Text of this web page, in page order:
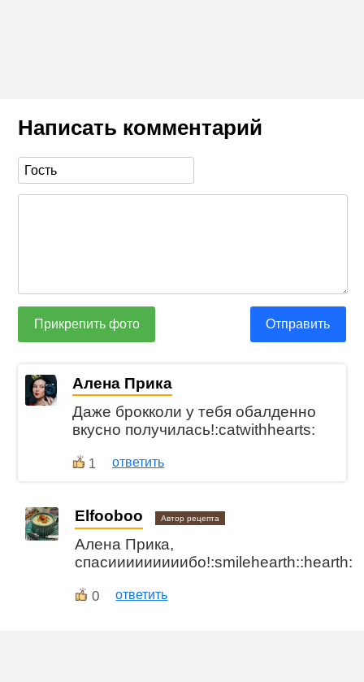
Написать комментарий
Прикрепить фото Отправить
Алена Прика
Даже брокколи у тебя обалденно
вкусно получилась!:catwithhearts:
1 ответить
Elfooboo Автор рецепта
Алена Прика,
спасииииииииибо!:smilehearth::hearth:
0 ответить